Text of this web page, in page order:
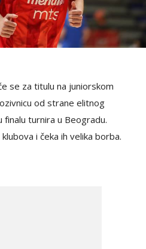
se za titulu na juniorskom
od strane elitnog
turnira u Beogradu.
i čeka ih velika borba.